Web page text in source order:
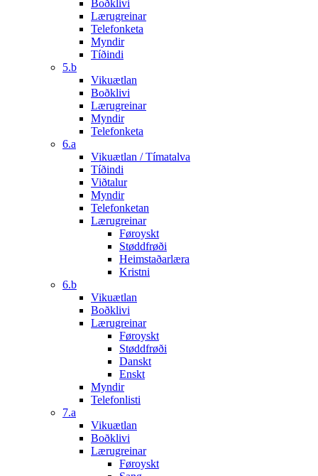
Boðklivi
Lærugreinar
Telefonketa
Myndir
Tíðindi
5.b
Vikuætlan
Boðklivi
Lærugreinar
Myndir
Telefonketa
6.a
Vikuætlan / Tímatalva
Tíðindi
Viðtalur
Myndir
Telefonketan
Lærugreinar
Føroyskt
Støddfrøði
Heimstaðarlæra
Kristni
6.b
Vikuætlan
Boðklivi
Lærugreinar
Føroyskt
Støddfrøði
Danskt
Enskt
Myndir
Telefonlisti
7.a
Vikuætlan
Boðklivi
Lærugreinar
Føroyskt